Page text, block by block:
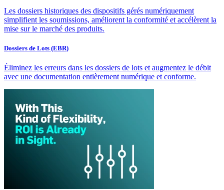
Les dossiers historiques des dispositifs gérés numériquement
simplifient les soumissions, améliorent la conformité et accélèrent la
mise sur le marché des produits.
Dossiers de Lots (EBR)
Éliminez les erreurs dans les dossiers de lots et augmentez le débit
avec une documentation entièrement numérique et conforme.